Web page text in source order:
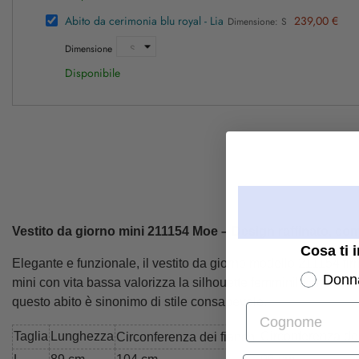
Abito da cerimonia blu royal - Lia Dimensione: S 239,00 €
Dimensione
Disponibile
Vestito da giorno mini 211154 Moe – Design raffinato,
Elegante e funzionale, il vestito da giorno modello 211154
mini con vita bassa valorizza la silhouette femminile,
questo abito è sinonimo di stile consapevole.
Taglia Lunghezza Circonferenza dei fianchi
Cosa ti
Cognome